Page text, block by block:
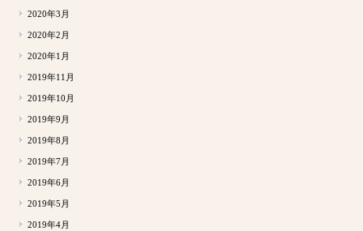
2020年3月
2020年2月
2020年1月
2019年11月
2019年10月
2019年9月
2019年8月
2019年7月
2019年6月
2019年5月
2019年4月